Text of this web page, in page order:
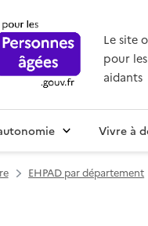
Le site
pour
aidants
Vivre à
EHPAD par département